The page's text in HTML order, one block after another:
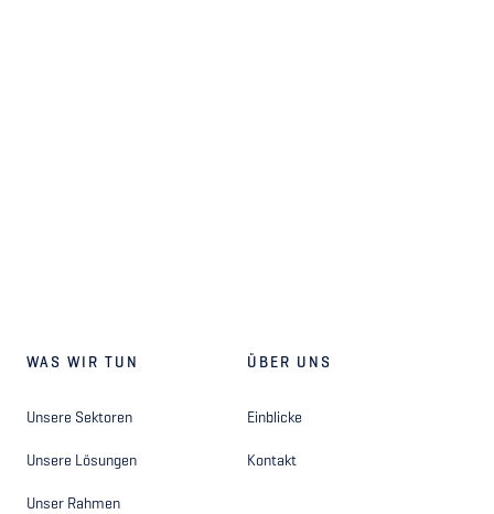
WAS WIR TUN
Unsere Sektoren
Unsere Lösungen
Unser Rahmen
ÜBER UNS
Einblicke
Kontakt